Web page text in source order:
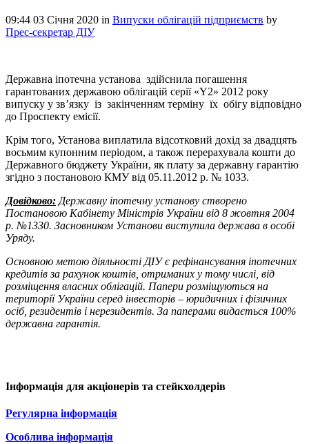
09:44 03 Січня 2020 in Випуски облігацій підприємств by
Прес-секретар ДІУ
Державна іпотечна установа здійснила погашення
гарантованих державою облігацій серії «Y2» 2012 року
випуску у зв’язку із закінченням терміну їх обігу відповідно
до Проспекту емісії.
Крім того, Установа виплатила відсотковий дохід за двадцять
восьмим купонним періодом, а також перерахувала кошти до
Державного бюджету України, як плату за державну гарантію
згідно з постановою КМУ від 05.11.2012 р. № 1033.
Довідково: Державну іпотечну установу створено
Постановою Кабінету Міністрів України від 8 жовтня 2004
р. №1330. Засновником Установи виступила держава в особі
Уряду.
Основною метою діяльності ДІУ є рефінансування іпотечних
кредитів за рахунок коштів, отриманих у тому числі, від
розміщення власних облігацій. Папери розміщуються на
території України серед інвесторів – юридичних і фізичних
осіб, резидентів і нерезидентів. За паперами видається 100%
державна гарантія.
Інформація для акціонерів та стейкхолдерів
Регулярна інформація
Особлива інформація